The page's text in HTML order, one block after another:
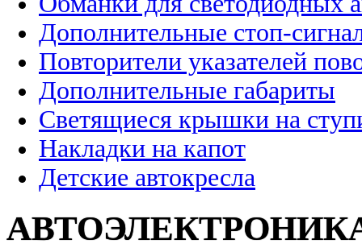
Дополнительные стоп-
Повторители указателей
Дополнительные габариты
Светящиеся крышки на
Накладки на капот
Детские автокресла